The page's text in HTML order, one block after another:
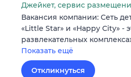
Джейкет, сервис
Вакансия компании: Сеть
«Little Star» и «Happy City» -
развлекательных
Показать ещё
Откликнуться